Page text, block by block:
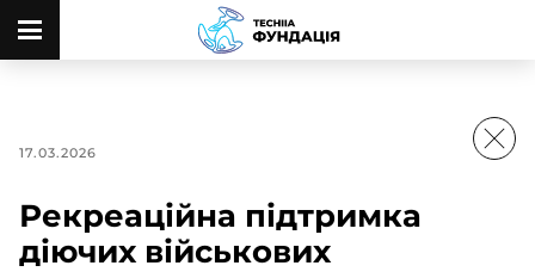
17.03.2026
Рекреаційна підтримка
діючих військових